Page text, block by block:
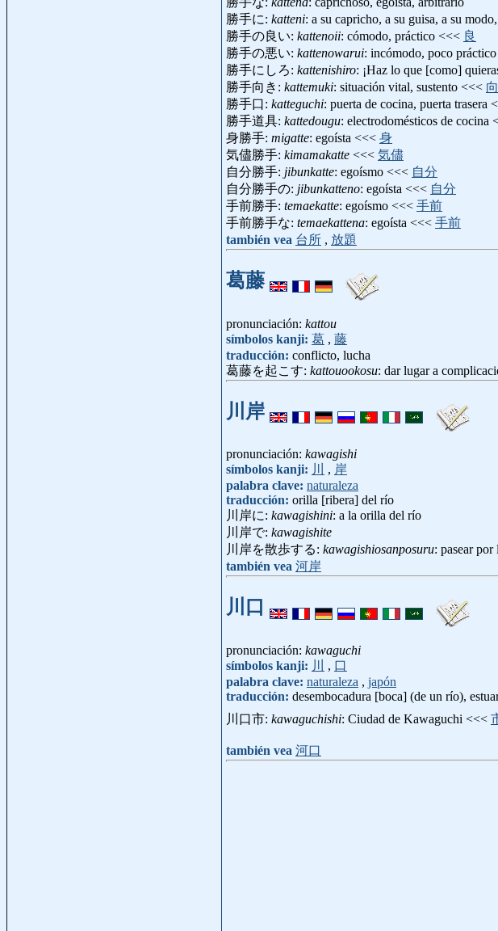
勝手に: katteni: a su capricho, a su guisa, a su
勝手の良い: kattenoii: cómodo, práctico <<< 良
勝手の悪い: kattenowarui: incómodo, poco
勝手にしろ: kattenishiro: ¡Haz lo que [como]
勝手向き: kattemuki: situación vital, sustento <<< 向
勝手口: katteguchi: puerta de cocina, puerta trasera
勝手道具: kattedougu: electrodomésticos de cocina
身勝手: migatte: egoísta <<< 身
気儘勝手: kimamakatte <<< 気儘
自分勝手: jibunkatte: egoísmo <<< 自分
自分勝手の: jibunkatteno: egoísta <<< 自分
手前勝手: temaekatte: egoísmo <<< 手前
手前勝手な: temaekattena: egoísta <<< 手前
también vea 台所 , 放題
葛藤
pronunciación: kattou
símbolos kanji: 葛 , 藤
traducción: conflicto, lucha
葛藤を起こす: kattouookosu: dar lugar a
川岸
pronunciación: kawagishi
símbolos kanji: 川 , 岸
palabra clave: naturaleza
traducción: orilla [ribera] del río
川岸に: kawagishini: a la orilla del río
川岸で: kawagishite
川岸を散歩する: kawagishiosanposuru: pasear
también vea 河岸
川口
pronunciación: kawaguchi
símbolos kanji: 川 , 口
palabra clave: naturaleza , japón
traducción: desembocadura [boca] (de un río),
川口市: kawaguchishi: Ciudad de Kawaguchi <<<
también vea 河口